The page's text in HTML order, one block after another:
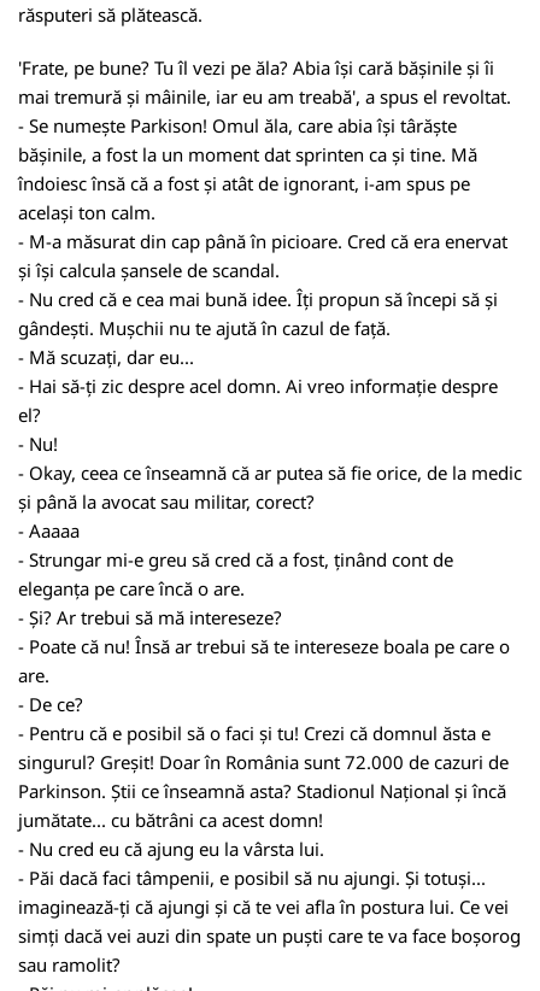
răsputeri să plătească.
'Frate, pe bune? Tu îl vezi pe ăla? Abia își cară bășinile și îi
mai tremură și mâinile, iar eu am treabă', a spus el revoltat.
- Se numește Parkison! Omul ăla, care abia își târăște
bășinile, a fost la un moment dat sprinten ca și tine. Mă
îndoiesc însă că a fost și atât de ignorant, i-am spus pe
același ton calm.
- M-a măsurat din cap până în picioare. Cred că era enervat
și își calcula șansele de scandal.
- Nu cred că e cea mai bună idee. Îți propun să începi să și
gândești. Mușchii nu te ajută în cazul de față.
- Mă scuzați, dar eu...
- Hai să-ți zic despre acel domn. Ai vreo informație despre
el?
- Nu!
- Okay, ceea ce înseamnă că ar putea să fie orice, de la medic
și până la avocat sau militar, corect?
- Aaaaa
- Strungar mi-e greu să cred că a fost, ținând cont de
eleganța pe care încă o are.
- Și? Ar trebui să mă intereseze?
- Poate că nu! Însă ar trebui să te intereseze boala pe care o
are.
- De ce?
- Pentru că e posibil să o faci și tu! Crezi că domnul ăsta e
singurul? Greșit! Doar în România sunt 72.000 de cazuri de
Parkinson. Știi ce înseamnă asta? Stadionul Național și încă
jumătate... cu bătrâni ca acest domn!
- Nu cred eu că ajung eu la vârsta lui.
- Păi dacă faci tâmpenii, e posibil să nu ajungi. Și totuși...
imaginează-ți că ajungi și că te vei afla în postura lui. Ce vei
simți dacă vei auzi din spate un puști care te va face boșorog
sau ramolit?